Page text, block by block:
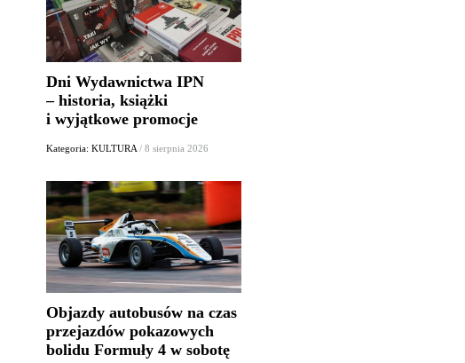
Dni Wydawnictwa IPN
– historia, książki
i wyjątkowe promocje
Kategoria: KULTURA / 8 sierpnia 2026
Objazdy autobusów na czas
przejazdów pokazowych
bolidu Formuły 4 w sobotę